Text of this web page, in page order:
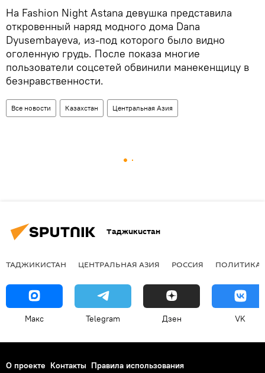
На Fashion Night Astana девушка представила
откровенный наряд модного дома Dana
Dyusembayeva, из-под которого было видно
оголенную грудь. После показа многие
пользователи соцсетей обвинили манекенщицу в
безнравственности.
Все новости Казахстан Центральная Азия
Таджикистан
ТАДЖИКИСТАН ЦЕНТРАЛЬНАЯ АЗИЯ РОССИЯ ПОЛИТИКА
Макс Telegram Дзен VK
О проекте Контакты Правила использования